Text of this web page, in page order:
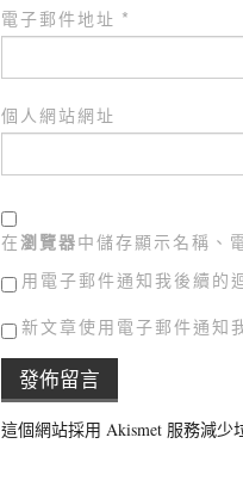
電子郵件地址 *
個人網站網址
在瀏覽器中儲存顯示名稱、
用電子郵件通知我後續的
新文章使用電子郵件通知
這個網站採用 Akismet 服務減少